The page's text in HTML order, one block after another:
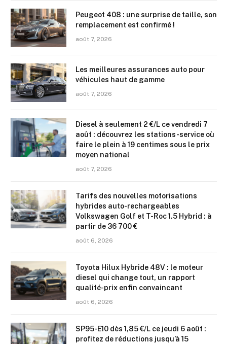
Peugeot 408 : une surprise de taille, son
remplacement est confirmé !
août 7, 2026
Les meilleures assurances auto pour
véhicules haut de gamme
août 7, 2026
Diesel à seulement 2 €/L ce vendredi 7
août : découvrez les stations-service où
faire le plein à 19 centimes sous le prix
moyen national
août 7, 2026
Tarifs des nouvelles motorisations
hybrides auto-rechargeables
Volkswagen Golf et T-Roc 1.5 Hybrid : à
partir de 36 700 €
août 6, 2026
Toyota Hilux Hybride 48V : le moteur
diesel qui change tout, un rapport
qualité-prix enfin convaincant
août 6, 2026
SP95-E10 dès 1,85 €/L ce jeudi 6 août :
profitez de réductions jusqu’à 15